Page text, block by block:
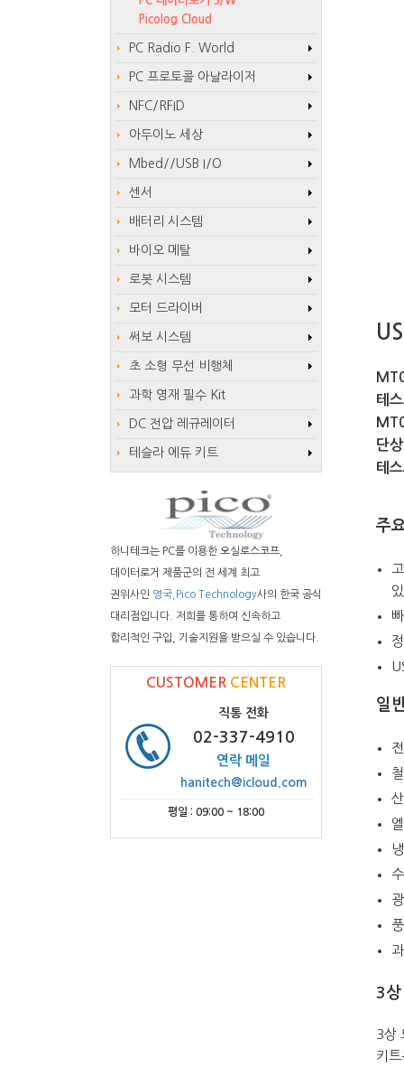
테
단
테
주
일
3상
3상
키
Picolog Cloud
PC Radio F. World
PC 프로토콜 아날라이저
NFC/RFID
아두이노 세상
Mbed//USB I/O
센서
배터리 시스템
바이오 메탈
로봇 시스템
모터 드라이버
써보 시스템
초 소형 무선 비행체
과학 영재 필수 Kit
DC 전압 레규레이터
테슬라 에듀 키트
하니테크는 PC를 이용한 오실로스코프,
데이터로거 제품군의 전 세계 최고
권위사인 영국,Pico Technology사의 한국 공식
대리점입니다. 저희를 통하여 신속하고
합리적인 구입, 기술지원을 받으실 수 있습니다.
CUSTOMER CENTER
직통 전화
02-337-4910
연락 메일
hanitech@icloud.com
평일 : 09:00 ~ 18:00